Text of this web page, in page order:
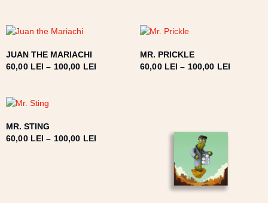
JUAN THE MARIACHI
60,00 LEI – 100,00 LEI
MR. PRICKLE
60,00 LEI – 100,00 LEI
MR. STING
60,00 LEI – 100,00 LEI